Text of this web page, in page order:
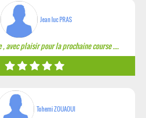
Jean luc PRAS
avec plaisir pour la prochaine course ....
Tohemi ZOUAOUI